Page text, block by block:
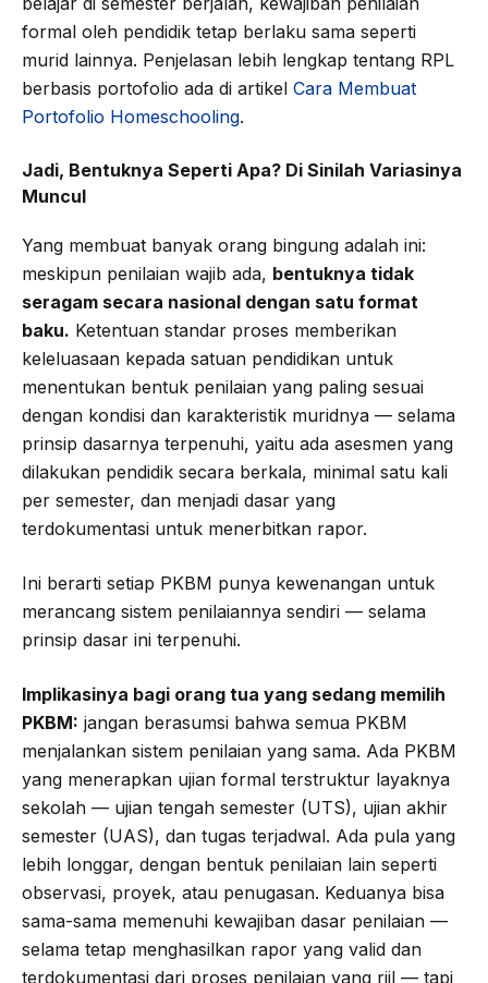
formal oleh pendidik tetap berlaku sama seperti
murid lainnya. Penjelasan lebih lengkap tentang RPL
berbasis portofolio ada di artikel Cara Membuat
Portofolio Homeschooling.
Jadi, Bentuknya Seperti Apa? Di Sinilah Variasinya
Muncul
Yang membuat banyak orang bingung adalah ini:
meskipun penilaian wajib ada, bentuknya tidak
seragam secara nasional dengan satu format
baku. Ketentuan standar proses memberikan
keleluasaan kepada satuan pendidikan untuk
menentukan bentuk penilaian yang paling sesuai
dengan kondisi dan karakteristik muridnya — selama
prinsip dasarnya terpenuhi, yaitu ada asesmen yang
dilakukan pendidik secara berkala, minimal satu kali
per semester, dan menjadi dasar yang
terdokumentasi untuk menerbitkan rapor.
Ini berarti setiap PKBM punya kewenangan untuk
merancang sistem penilaiannya sendiri — selama
prinsip dasar ini terpenuhi.
Implikasinya bagi orang tua yang sedang memilih
PKBM: jangan berasumsi bahwa semua PKBM
menjalankan sistem penilaian yang sama. Ada PKBM
yang menerapkan ujian formal terstruktur layaknya
sekolah — ujian tengah semester (UTS), ujian akhir
semester (UAS), dan tugas terjadwal. Ada pula yang
lebih longgar, dengan bentuk penilaian lain seperti
observasi, proyek, atau penugasan. Keduanya bisa
sama-sama memenuhi kewajiban dasar penilaian —
selama tetap menghasilkan rapor yang valid dan
terdokumentasi dari proses penilaian yang riil — tapi